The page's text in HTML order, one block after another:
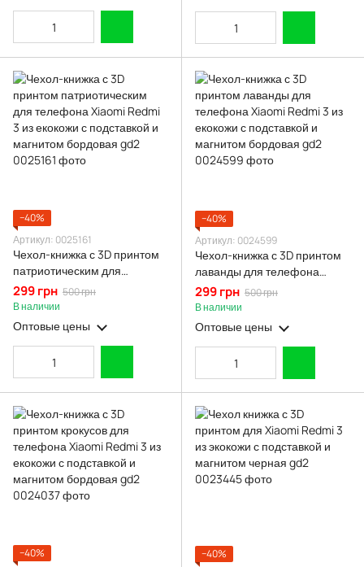
−40%
Артикул: 0025161
Чехол-книжка с 3D принтом
патриотическим для
телефона Xiaomi Redmi 3 из
екокожи с подставкой и
магнитом бордовая gd2
299 грн 500 грн
В наличии
Оптовые цены
−40%
Артикул: 0024599
Чехол-книжка с 3D принтом
лаванды для телефона
Xiaomi Redmi 3 из екокожи с
подставкой и магнитом
бордовая gd2
299 грн 500 грн
В наличии
Оптовые цены
−40%
−40%